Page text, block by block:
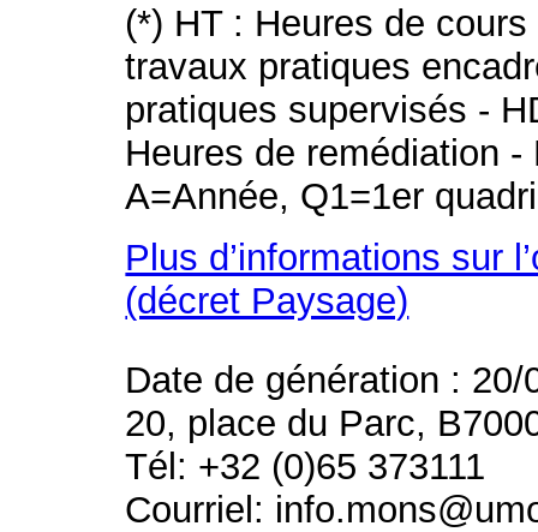
(*) HT : Heures de
travaux pratiques
pratiques supervisés -
Heures de remédiation
A=Année, Q1=1er
Plus d’informations sur
(décret Paysage)
Date de génération : 20/
20, place du Parc,
Tél: +32 (0)65 373111
Courriel: